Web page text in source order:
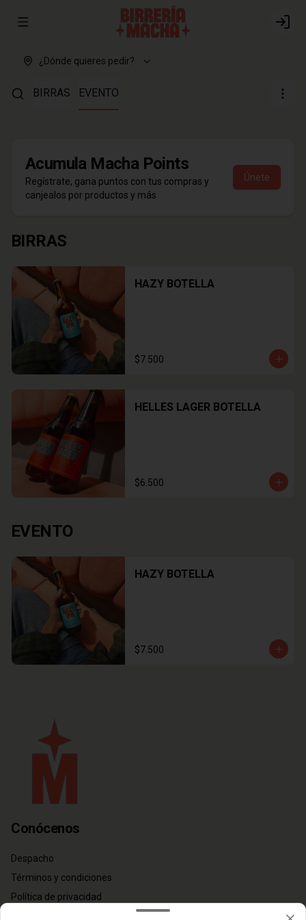
Abrir menu de navegación Login
¿Dónde quieres pedir?
BIRRAS EVENTO
Acumula Macha Points
Regístrate, gana puntos con tus compras y
canjealos por productos y más
Únete
BIRRAS
HAZY BOTELLA
$7.500
HELLES LAGER BOTELLA
$6.500
EVENTO
HAZY BOTELLA
$7.500
Conócenos
Despacho
Términos y condiciones
Política de privacidad